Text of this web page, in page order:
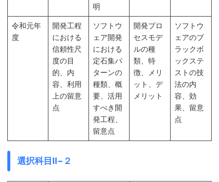
明
令和元年
度
開発工程
における
信頼性尺
度の目
的、内
容、利用
上の留意
点
ソフトウ
ェア開発
における
定石集パ
ターンの
種類、概
要、活用
すべき開
発工程、
留意点
開発プロ
セスモデ
ルの種
類、特
徴、メリ
ット、デ
メリット
ソフトウ
ェアのブ
ラックボ
ックステ
ストの技
法の内
容、効
果、留意
点
選択科目Ⅱ−２